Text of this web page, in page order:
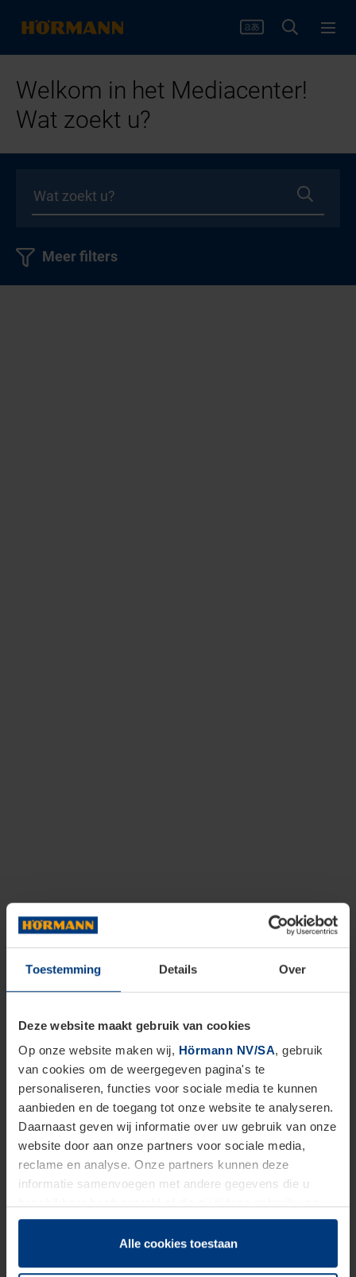
Toestemming Details Over
Deze website maakt gebruik van cookies
Op onze website maken wij, Hörmann NV/SA, gebruik
van cookies om de weergegeven pagina's te
personaliseren, functies voor sociale media te kunnen
aanbieden en de toegang tot onze website te analyseren.
Daarnaast geven wij informatie over uw gebruik van onze
website door aan onze partners voor sociale media,
reclame en analyse. Onze partners kunnen deze
informatie samenvoegen met andere gegevens die u
hun diensten hebben verzameld.
Juridisch hebben wij het recht om cookies op uw
Alle cookies toestaan
Welkom in het Mediacenter!
Wat zoekt u?
Meer filters